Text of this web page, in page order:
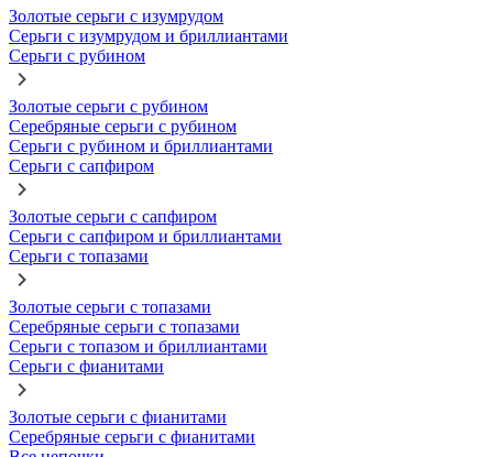
Золотые серьги с изумрудом
Серьги с изумрудом и бриллиантами
Серьги с рубином
Золотые серьги с рубином
Серебряные серьги с рубином
Серьги с рубином и бриллиантами
Серьги с сапфиром
Золотые серьги с сапфиром
Серьги с сапфиром и бриллиантами
Серьги с топазами
Золотые серьги с топазами
Серебряные серьги с топазами
Серьги с топазом и бриллиантами
Серьги с фианитами
Золотые серьги с фианитами
Серебряные серьги с фианитами